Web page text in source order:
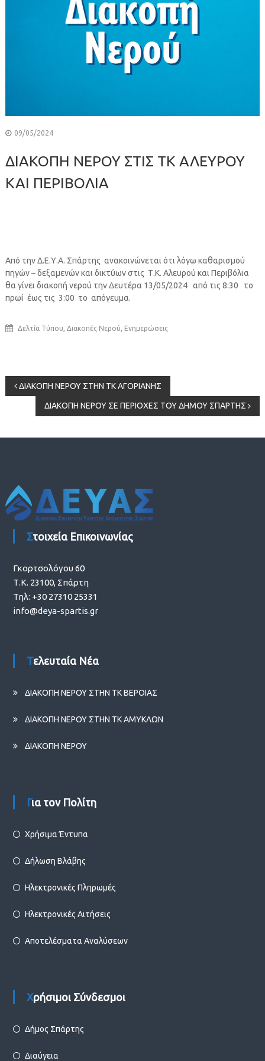
09/05/2024
ΔΙΑΚΟΠΗ ΝΕΡΟΥ ΣΤΙΣ ΤΚ ΑΛΕΥΡΟΥ
ΚΑΙ ΠΕΡΙΒΟΛΙΑ
Από την Δ.Ε.Υ.Α. Σπάρτης ανακοινώνεται ότι λόγω καθαρισμού
πηγών – δεξαμενών και δικτύων στις Τ.Κ. Αλευρού και Περιβόλια
θα γίνει διακοπή νερού την Δευτέρα 13/05/2024 από τις 8:30 το
πρωί έως τις 3:00 το απόγευμα.
Δελτία Τύπου, Διακοπές Νερού, Ενημερώσεις
Πλοήγηση
άρθρων
ΔΙΑΚΟΠΗ ΝΕΡΟΥ ΣΤΗΝ ΤΚ ΑΓΟΡΙΑΝΗΣ
ΔΙΑΚΟΠΗ ΝΕΡΟΥ ΣΕ ΠΕΡΙΟΧΕΣ ΤΟΥ ΔΗΜΟΥ ΣΠΑΡΤΗΣ
Στοιχεία Επικοινωνίας
Γκορτσολόγου 60
Τ.Κ. 23100, Σπάρτη
Τηλ: +30 27310 25331
info@deya-spartis.gr
Τελευταία Νέα
ΔΙΑΚΟΠΗ ΝΕΡΟΥ ΣΤΗΝ ΤΚ ΒΕΡΟΙΑΣ
ΔΙΑΚΟΠΗ ΝΕΡΟΥ ΣΤΗΝ ΤΚ ΑΜΥΚΛΩΝ
ΔΙΑΚΟΠΗ ΝΕΡΟΥ
Για τον Πολίτη
Χρήσιμα Έντυπα
Δήλωση Βλάβης
Ηλεκτρονικές Πληρωμές
Ηλεκτρονικές Αιτήσεις
Αποτελέσματα Αναλύσεων
Χρήσιμοι Σύνδεσμοι
Δήμος Σπάρτης
Διαύγεια